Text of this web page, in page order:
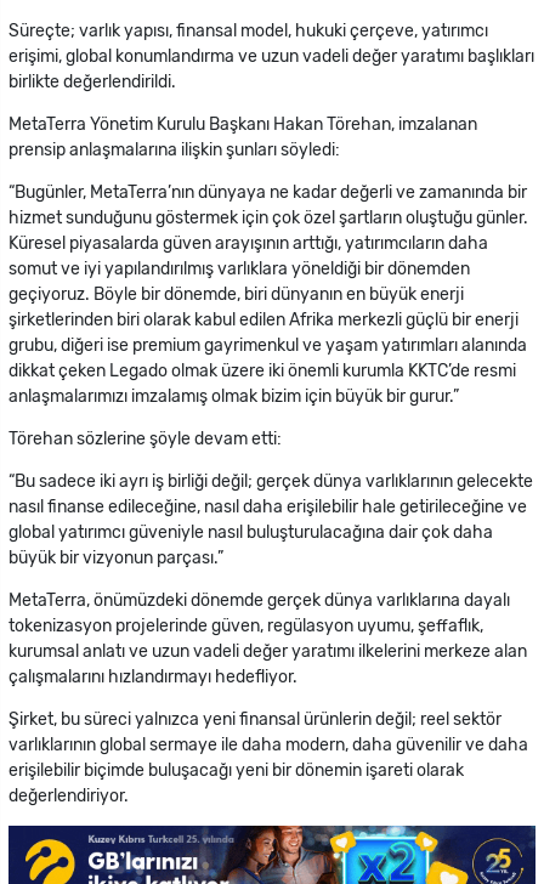
Süreçte; varlık yapısı, finansal model, hukuki çerçeve, yatırımcı
erişimi, global konumlandırma ve uzun vadeli değer yaratımı başlıkları
birlikte değerlendirildi.
MetaTerra Yönetim Kurulu Başkanı Hakan Törehan, imzalanan
prensip anlaşmalarına ilişkin şunları söyledi:
“Bugünler, MetaTerra’nın dünyaya ne kadar değerli ve zamanında bir
hizmet sunduğunu göstermek için çok özel şartların oluştuğu günler.
Küresel piyasalarda güven arayışının arttığı, yatırımcıların daha
somut ve iyi yapılandırılmış varlıklara yöneldiği bir dönemden
geçiyoruz. Böyle bir dönemde, biri dünyanın en büyük enerji
şirketlerinden biri olarak kabul edilen Afrika merkezli güçlü bir enerji
grubu, diğeri ise premium gayrimenkul ve yaşam yatırımları alanında
dikkat çeken Legado olmak üzere iki önemli kurumla KKTC’de resmi
anlaşmalarımızı imzalamış olmak bizim için büyük bir gurur.”
Törehan sözlerine şöyle devam etti:
“Bu sadece iki ayrı iş birliği değil; gerçek dünya varlıklarının gelecekte
nasıl finanse edileceğine, nasıl daha erişilebilir hale getirileceğine ve
global yatırımcı güveniyle nasıl buluşturulacağına dair çok daha
büyük bir vizyonun parçası.”
MetaTerra, önümüzdeki dönemde gerçek dünya varlıklarına dayalı
tokenizasyon projelerinde güven, regülasyon uyumu, şeffaflık,
kurumsal anlatı ve uzun vadeli değer yaratımı ilkelerini merkeze alan
çalışmalarını hızlandırmayı hedefliyor.
Şirket, bu süreci yalnızca yeni finansal ürünlerin değil; reel sektör
varlıklarının global sermaye ile daha modern, daha güvenilir ve daha
erişilebilir biçimde buluşacağı yeni bir dönemin işareti olarak
değerlendiriyor.